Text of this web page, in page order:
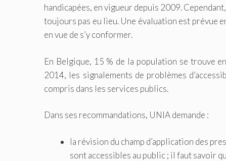
handicapées, en vigueur depuis 2009.
toujours pas eu lieu. Une évaluation est prévue
en vue de s’y conformer.
En Belgique, 15 % de la population se trouve
2014, les signalements de problèmes
compris dans les services publics.
Dans ses recommandations, UNIA demande :
la révision du champ d’application des
sont accessibles au public ; il faut savoir